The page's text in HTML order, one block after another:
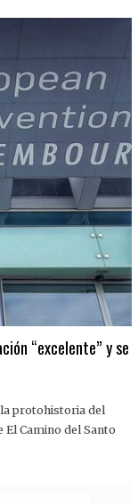
“excelente” y se
la protohistoria del
Camino del Santo